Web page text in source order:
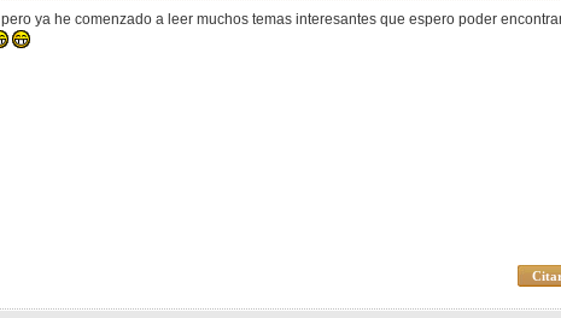
pero ya he comenzado a leer muchos temas interesantes que espero poder